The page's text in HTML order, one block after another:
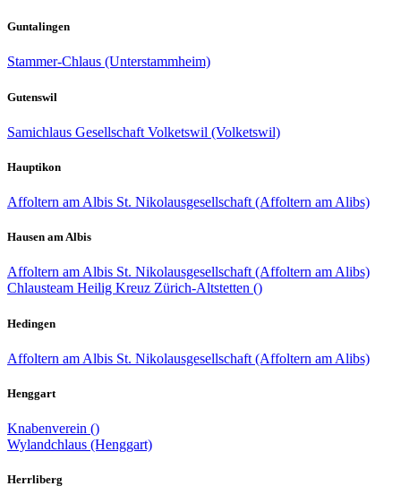
Guntalingen
Stammer-Chlaus (Unterstammheim)
Gutenswil
Samichlaus Gesellschaft Volketswil (Volketswil)
Hauptikon
Affoltern am Albis St. Nikolausgesellschaft (Affoltern am Alibs)
Hausen am Albis
Affoltern am Albis St. Nikolausgesellschaft (Affoltern am Alibs)
Chlausteam Heilig Kreuz Zürich-Altstetten ()
Hedingen
Affoltern am Albis St. Nikolausgesellschaft (Affoltern am Alibs)
Henggart
Knabenverein ()
Wylandchlaus (Henggart)
Herrliberg